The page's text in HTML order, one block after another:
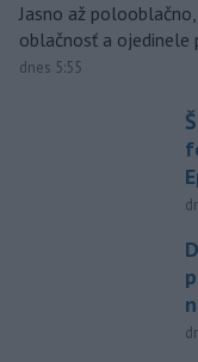
Jasno až
oblačnosť a ojedinele
dnes 5:55